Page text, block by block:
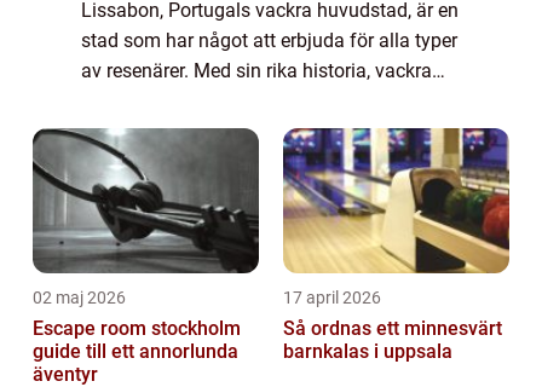
Lissabon, Portugals vackra huvudstad, är en
stad som har något att erbjuda för alla typer
av resenärer. Med sin rika historia, vackra
det en mängd olika up...
02 maj 2026
Escape room stockholm
guide till ett annorlunda
äventyr
17 april 2026
Så ordnas ett minnesvärt
barnkalas i uppsala